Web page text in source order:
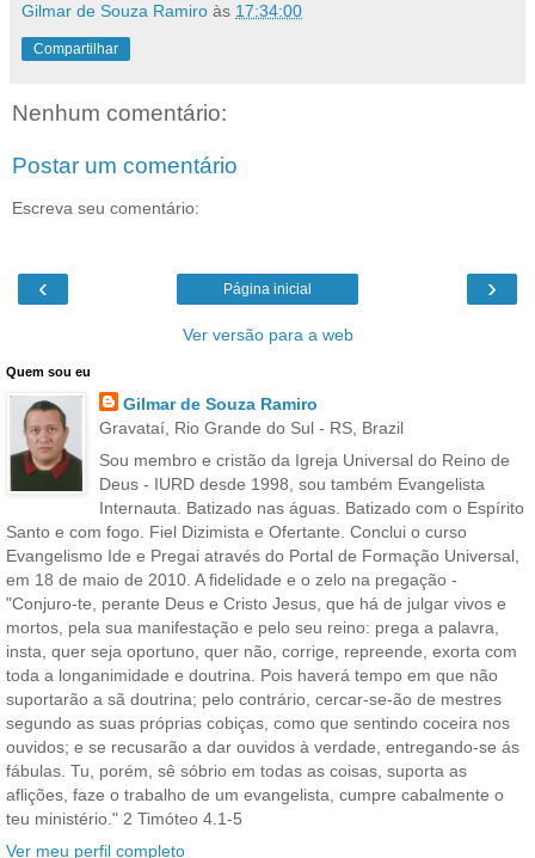
Gilmar de Souza Ramiro às 17:34:00
Compartilhar
Nenhum comentário:
Postar um comentário
Escreva seu comentário:
‹ ›
Página inicial
Ver versão para a web
Quem sou eu
Gilmar de Souza Ramiro
Gravataí, Rio Grande do Sul - RS, Brazil
Sou membro e cristão da Igreja Universal do Reino de
Deus - IURD desde 1998, sou também Evangelista
Internauta. Batizado nas águas. Batizado com o Espírito
Santo e com fogo. Fiel Dizimista e Ofertante. Conclui o curso
Evangelismo Ide e Pregai através do Portal de Formação Universal,
em 18 de maio de 2010. A fidelidade e o zelo na pregação -
"Conjuro-te, perante Deus e Cristo Jesus, que há de julgar vivos e
mortos, pela sua manifestação e pelo seu reino: prega a palavra,
insta, quer seja oportuno, quer não, corrige, repreende, exorta com
toda a longanimidade e doutrina. Pois haverá tempo em que não
suportarão a sã doutrina; pelo contrário, cercar-se-ão de mestres
segundo as suas próprias cobiças, como que sentindo coceira nos
ouvidos; e se recusarão a dar ouvidos à verdade, entregando-se ás
fábulas. Tu, porém, sê sóbrio em todas as coisas, suporta as
aflições, faze o trabalho de um evangelista, cumpre cabalmente o
teu ministério." 2 Timóteo 4.1-5
Ver meu perfil completo